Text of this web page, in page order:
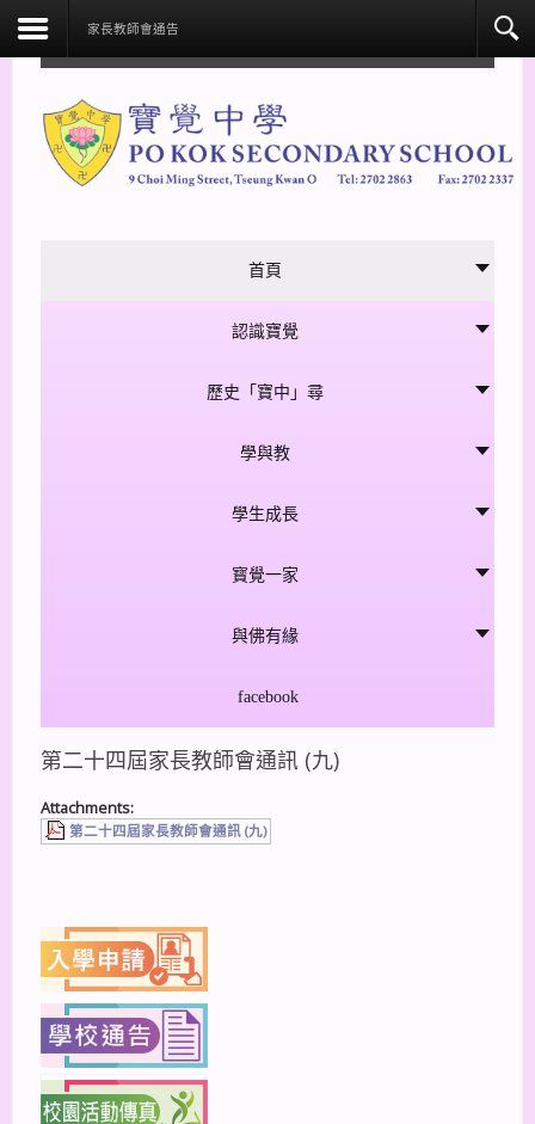
家長教師會通告
首頁
認識寶覺
歷史「寶中」尋
學與教
學生成長
寳覺一家
與佛有緣
facebook
第二十四屆家長教師會通訊 (九)
Attachments:
第二十四屆家長教師會通訊 (九)